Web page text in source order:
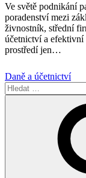
Ve světě podnikání
poradenství mezi
živnostník, střední
účetnictví a efektivní
prostředí jen…
Daně a účetnictví
Hledat: